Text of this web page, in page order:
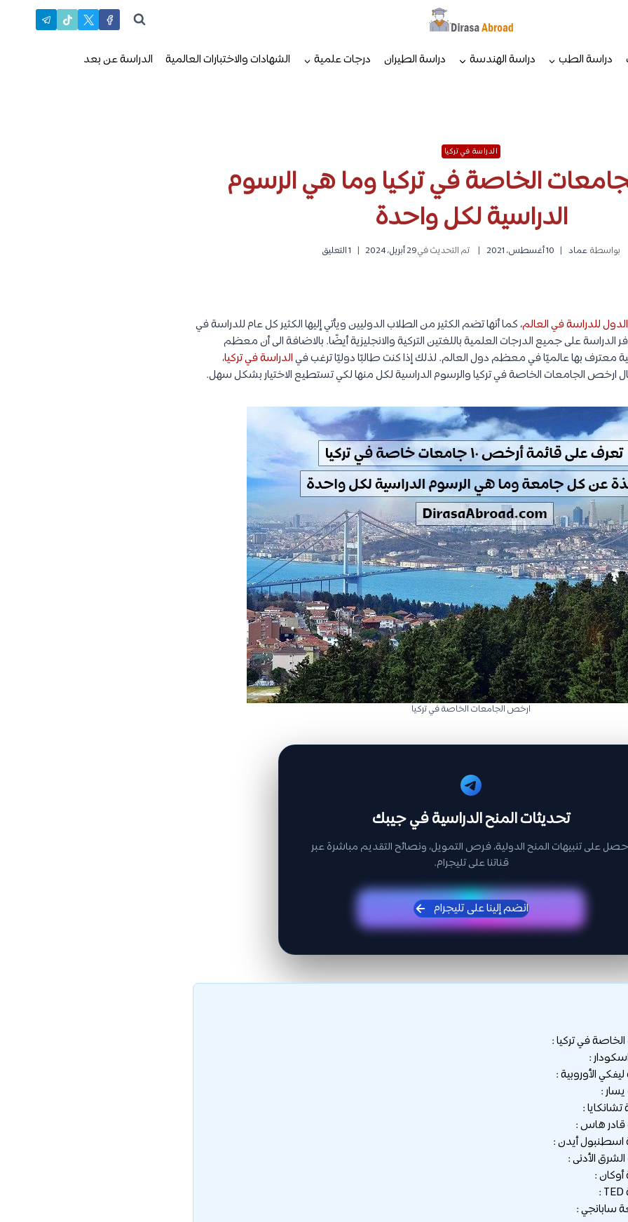
دراسة الطب دراسة الهندسة دراسة الطيران درجات علمية الشهادات والاختبارات العالمية الدراسة عن بعد
الدراسة في تركيا
الخاصة في تركيا وما هي الرسوم
الدراسية لكل واحدة
بواسطة عماد 10 أغسطس، 2021 تم التحديث في29 أبريل، 2024 1 التعليق
للدراسة في العالم، كما أنها تضم الكثير من الطلاب الدوليين ويأتي إليها الكثير كل عام للدراسة في
الدراسة على جميع الدرجات العلمية باللغتين التركية والانجليزية أيضًا. بالاضافة الى أن معظم
معترف بها عالميًا في معظم دول العالم. لذلك إذا كنت طالبًا دوليًا ترغب فيالدراسة في تركيا،
الجامعات الخاصة في تركيا والرسوم الدراسية لكل منها لكي تستطيع الاختيار بشكل سهل.
ارخص الجامعات الخاصة في تركيا
تحديثات المنح الدراسية في جيبك
على تنبيهات المنح الدولية، فرص التمويل، ونصائح التقديم مباشرة عبر
قناتنا على تليجرام.
انضم إلينا على تليجرام
في تركيا :